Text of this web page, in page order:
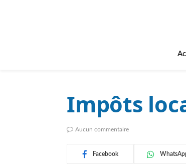
Impôts
Aucun commentaire
Facebook